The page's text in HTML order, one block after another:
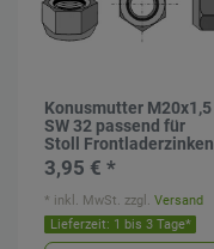
Konusmutter M20x1,5
SW 32 passend für
Stoll Frontladerzinken
3,95 € *
Lieferzeit: 1 bis 3 Tage*
* inkl. MwSt. zzgl.Versand